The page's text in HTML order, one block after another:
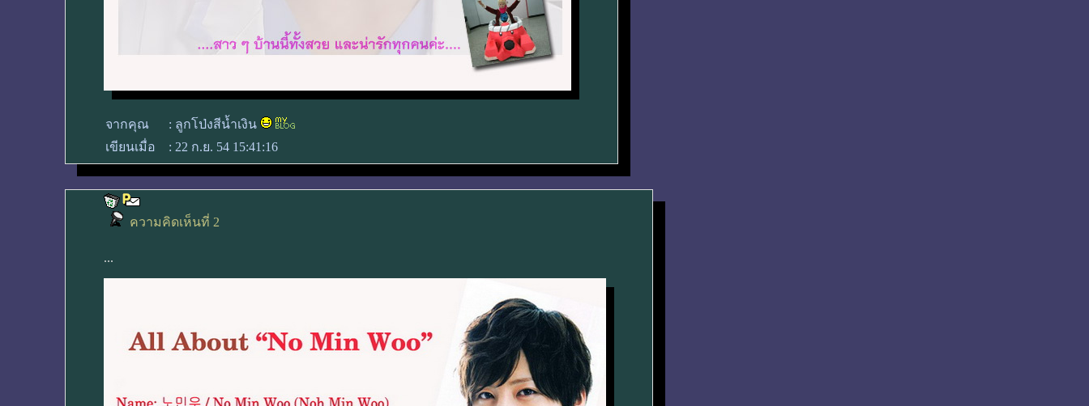
จากคุณ : ลูกโป่งสีน้ำเงิน
เขียนเมื่อ
: 22 ก.ย. 54 15:41:16
ความคิดเห็นที่ 2
...